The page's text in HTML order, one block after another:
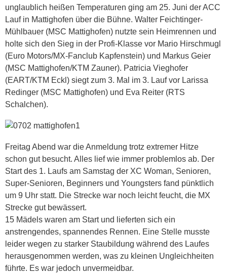
unglaublich heißen Temperaturen ging am 25. Juni der ACC
Lauf in Mattighofen über die Bühne. Walter Feichtinger-
Mühlbauer (MSC Mattighofen) nutzte sein Heimrennen und
holte sich den Sieg in der Profi-Klasse vor Mario Hirschmugl
(Euro Motors/MX-Fanclub Kapfenstein) und Markus Geier
(MSC Mattighofen/KTM Zauner). Patricia Vieghofer
(EART/KTM Eckl) siegt zum 3. Mal im 3. Lauf vor Larissa
Redinger (MSC Mattighofen) und Eva Reiter (RTS
Schalchen).
Freitag Abend war die Anmeldung trotz extremer Hitze
schon gut besucht. Alles lief wie immer problemlos ab. Der
Start des 1. Laufs am Samstag der XC Woman, Senioren,
Super-Senioren, Beginners und Youngsters fand pünktlich
um 9 Uhr statt. Die Strecke war noch leicht feucht, die MX
Strecke gut bewässert.
15 Mädels waren am Start und lieferten sich ein
anstrengendes, spannendes Rennen. Eine Stelle musste
leider wegen zu starker Staubildung während des Laufes
herausgenommen werden, was zu kleinen Ungleichheiten
führte. Es war jedoch unvermeidbar.